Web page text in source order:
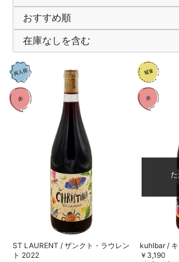
ST LAURENT / ザンクト・ラウレン
ト 2022
kuhlbar /
￥3,190